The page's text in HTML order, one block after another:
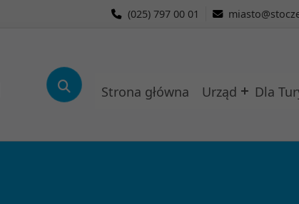
(025) 797 00 01
Strona główna Urząd Dla